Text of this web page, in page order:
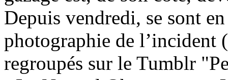
Depuis vendredi, se sont
photographie de l’incident
regroupés sur le Tumblr